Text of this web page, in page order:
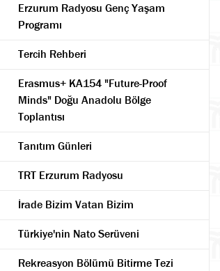
Erzurum Radyosu Genç Yaşam
Programı
Tercih Rehberi
Erasmus+ KA154 "Future-Proof
Minds" Doğu Anadolu Bölge
Toplantısı
Tanıtım Günleri
TRT Erzurum Radyosu
İrade Bizim Vatan Bizim
Türkiye'nin Nato Serüveni
Rekreasyon Bölümü Bitirme Tezi